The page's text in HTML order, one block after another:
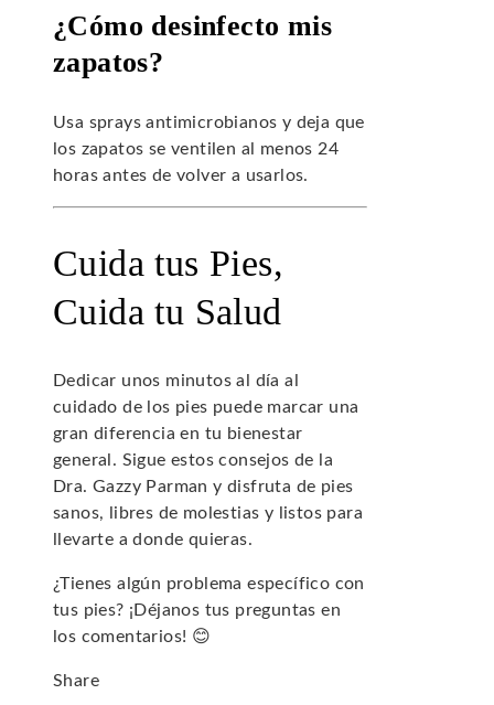
¿Cómo desinfecto mis
zapatos?
Usa sprays antimicrobianos y deja que
los zapatos se ventilen al menos 24
horas antes de volver a usarlos.
Cuida tus Pies,
Cuida tu Salud
Dedicar unos minutos al día al
cuidado de los pies puede marcar una
gran diferencia en tu bienestar
general. Sigue estos consejos de la
Dra. Gazzy Parman y disfruta de pies
sanos, libres de molestias y listos para
llevarte a donde quieras.
¿Tienes algún problema específico con
tus pies? ¡Déjanos tus preguntas en
los comentarios! 😊
Share